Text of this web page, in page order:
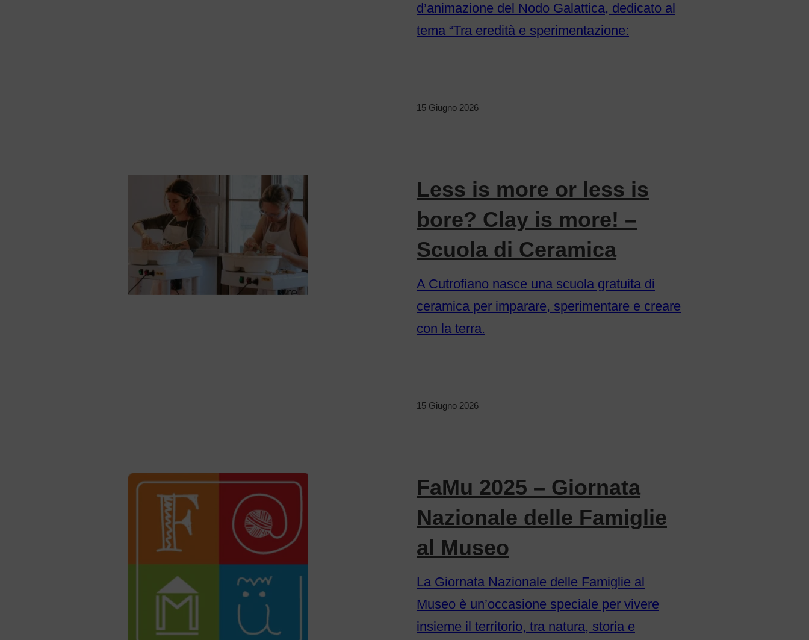
d’animazione del Nodo Galattica, dedicato al
tema “Tra eredità e sperimentazione:
15 Giugno 2026
Less is more or less is
bore? Clay is more! –
Scuola di Ceramica
A Cutrofiano nasce una scuola gratuita di
ceramica per imparare, sperimentare e creare
con la terra.
15 Giugno 2026
FaMu 2025 – Giornata
Nazionale delle Famiglie
al Museo
La Giornata Nazionale delle Famiglie al
Museo è un’occasione speciale per vivere
insieme il territorio, tra natura, storia e